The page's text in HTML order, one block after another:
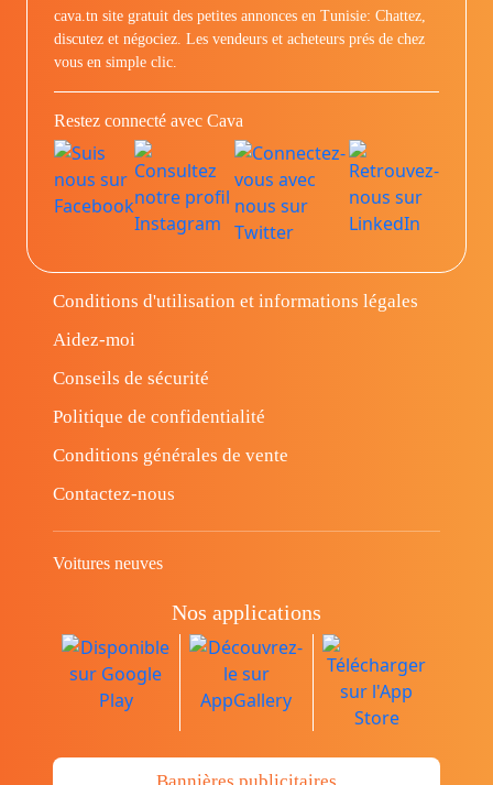
cava.tn site gratuit des petites annonces en Tunisie: Chattez,
discutez et négociez. Les vendeurs et acheteurs prés de chez
vous en simple clic.
Restez connecté avec Cava
Conditions d'utilisation et informations légales
Aidez-moi
Conseils de sécurité
Politique de confidentialité
Conditions générales de vente
Contactez-nous
Voitures neuves
Nos applications